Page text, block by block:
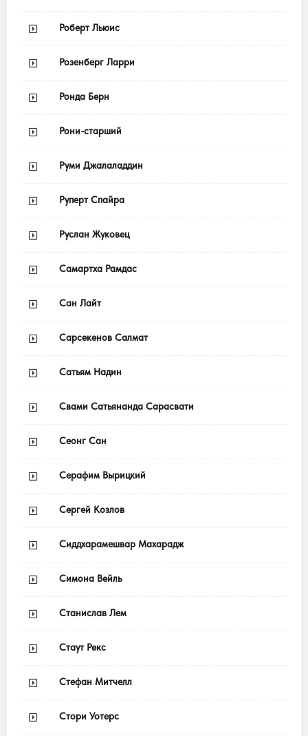
Роберт Льюис
Розенберг Ларри
Ронда Берн
Рони-старший
Руми Джалаладдин
Руперт Спайра
Руслан Жуковец
Самартха Рамдас
Сан Лайт
Сарсекенов Салмат
Сатьям Надин
Свами Сатьянанда Сарасвати
Сеонг Сан
Серафим Вырицкий
Сергей Козлов
Сиддхарамешвар Махарадж
Симона Вейль
Станислав Лем
Стаут Рекс
Стефан Митчелл
Стори Уотерс